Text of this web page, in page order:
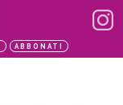
ABBONATI